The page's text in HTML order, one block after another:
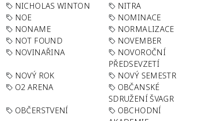
NICHOLAS WINTON
NITRA
NOE
NOMINACE
NONAME
NORMALIZACE
NOT FOUND
NOVEMBER
NOVINAŘINA
NOVOROČNÍ
PŘEDSEVZETÍ
NOVÝ ROK
NOVÝ SEMESTR
O2 ARENA
OBČANSKÉ
SDRUŽENÍ ŠVAGR
OBČERSTVENÍ
OBCHODNÍ